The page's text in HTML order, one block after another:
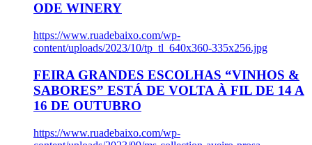
ODE WINERY
https://www.ruadebaixo.com/wp-
content/uploads/2023/10/tp_tl_640x360-335x256.jpg
FEIRA GRANDES ESCOLHAS “VINHOS &
SABORES” ESTÁ DE VOLTA À FIL DE 14 A
16 DE OUTUBRO
https://www.ruadebaixo.com/wp-